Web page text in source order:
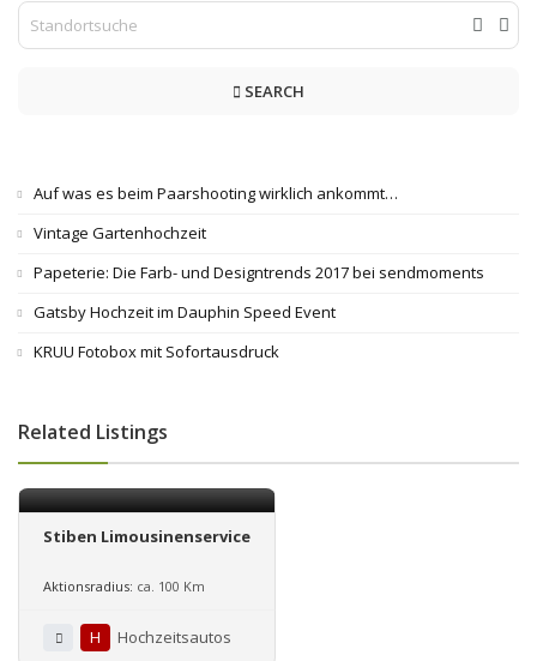
SEARCH
Auf was es beim Paarshooting wirklich ankommt…
Vintage Gartenhochzeit
Papeterie: Die Farb- und Designtrends 2017 bei sendmoments
Gatsby Hochzeit im Dauphin Speed Event
KRUU Fotobox mit Sofortausdruck
Related Listings
Stiben Limousinenservice
Aktionsradius: ca. 100 Km
H Hochzeitsautos